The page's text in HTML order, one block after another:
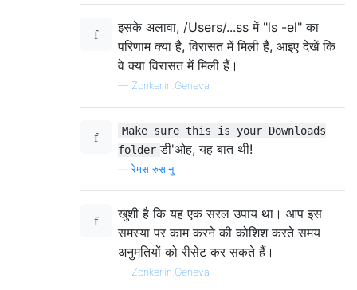
इसके अलावा, /Users/...ss में "ls -el" का
परिणाम क्या है, विरासत में मिली हैं, आइए देखें कि
वे क्या विरासत में मिली हैं।
— Zonker.in.Geneva
Make sure this is your Downloads
folder डी'ओह, यह बात थी!
—रेमस रुसानु
खुशी है कि यह एक सरल उपाय था। आप इस
समस्या पर काम करने की कोशिश करते समय
अनुमतियों को रीसेट कर सकते हैं।
— Zonker.in.Geneva